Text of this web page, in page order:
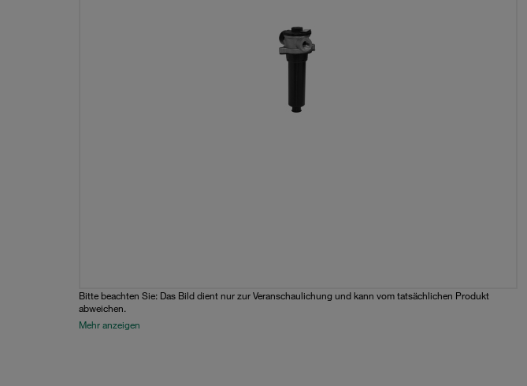
Bitte beachten Sie: Das Bild dient nur zur Veranschaulichung und kann vom tatsächlichen Produkt
abweichen.
Mehr anzeigen